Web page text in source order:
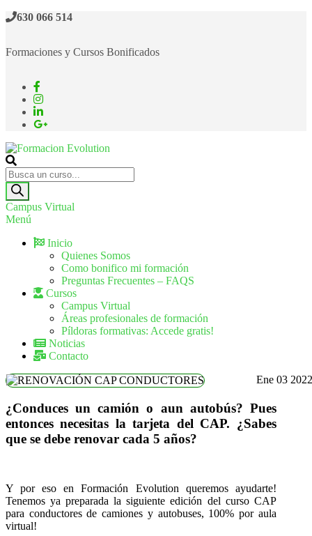
630 066 514
Formaciones y Cursos Bonificados
Formacion Evolution
Cursos de formación continua
Campus Virtual
Menú
Inicio
Quienes Somos
Como bonifico mi formación
Preguntas Frecuentes – FAQS
Cursos
Campus Virtual
Áreas profesionales de formación
Píldoras formativas: Accede gratis!
Noticias
Contacto
Ene 03 2022
¿Conduces un camión o aun autobús? Pues
entonces necesitas la tarjeta del CAP. ¿Sabes
que se debe renovar cada 5 años?
Y por eso en Formación Evolution queremos ayudarte!
Tenemos ya preparada la siguiente edición del curso CAP
para conductores de camiones y autobuses, 100% por aula
virtual!